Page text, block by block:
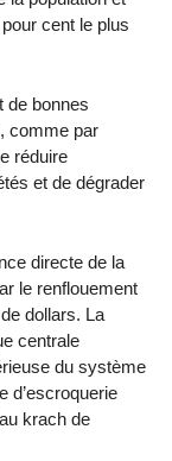
cent le plus
de bonnes
comme par
réduire
et de dégrader
directe de la
le renflouement
dollars. La
centrale
du système
d’escroquerie
krach de